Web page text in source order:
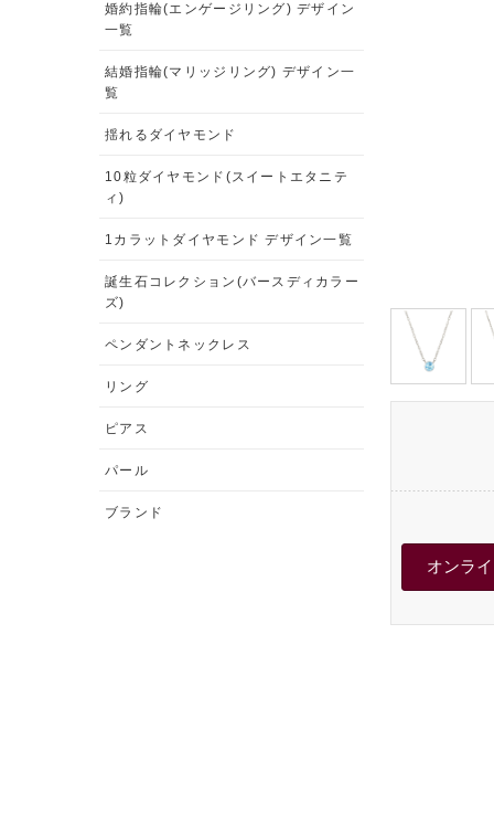
婚約指輪(エンゲージリング) デザイン
一覧
結婚指輪(マリッジリング) デザイン一
覧
揺れるダイヤモンド
10粒ダイヤモンド(スイートエタニテ
ィ)
1カラットダイヤモンド デザイン一覧
誕生石コレクション(バースディカラー
ズ)
ペンダントネックレス
リング
ピアス
パール
ブランド